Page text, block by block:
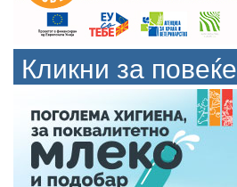
Кликни за повеќе